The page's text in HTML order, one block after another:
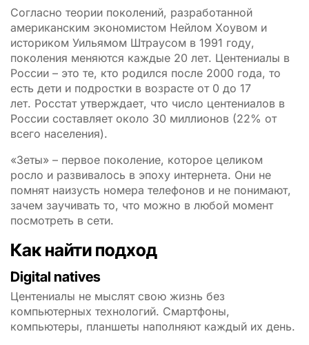
Согласно теории поколений, разработанной
американским экономистом Нейлом Хоувом и
историком Уильямом Штраусом в 1991 году,
поколения меняются каждые 20 лет. Центениалы в
России – это те, кто родился после 2000 года, то
есть дети и подростки в возрасте от 0 до 17
лет. Росстат утверждает, что число центениалов в
России составляет около 30 миллионов (22% от
всего населения).
«Зеты» – первое поколение, которое целиком
росло и развивалось в эпоху интернета. Они не
помнят наизусть номера телефонов и не понимают,
зачем заучивать то, что можно в любой момент
посмотреть в сети.
Как найти подход
Digital natives
Центениалы не мыслят свою жизнь без
компьютерных технологий. Смартфоны,
компьютеры, планшеты наполняют каждый их день.